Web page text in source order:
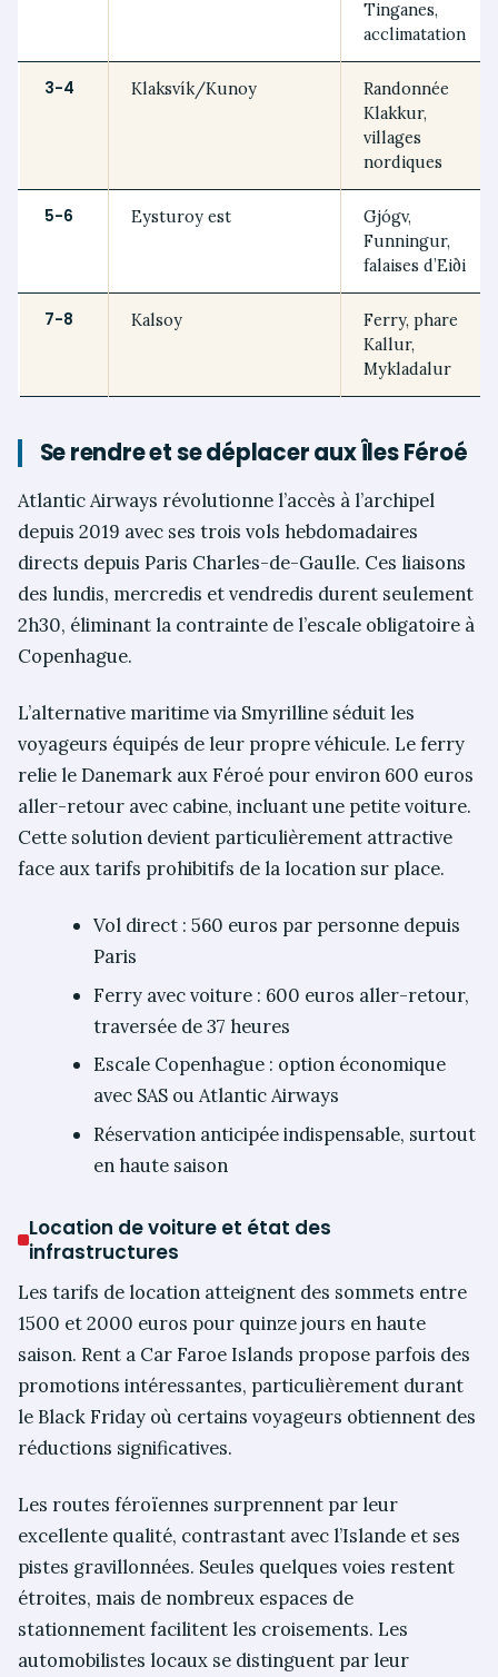
Tinganes,
acclimatation
3-4 Klaksvík/Kunoy
Randonnée
Klakkur,
villages
nordiques
5-6 Eysturoy est
Gjógv,
Funningur,
falaises d’Eiði
7-8 Kalsoy
Ferry, phare
Kallur,
Mykladalur
Se rendre et se déplacer aux Îles Féroé
Atlantic Airways révolutionne l’accès à l’archipel
depuis 2019 avec ses trois vols hebdomadaires
directs depuis Paris Charles-de-Gaulle. Ces liaisons
des lundis, mercredis et vendredis durent seulement
2h30, éliminant la contrainte de l’escale obligatoire à
Copenhague.
L’alternative maritime via Smyrilline séduit les
voyageurs équipés de leur propre véhicule. Le ferry
relie le Danemark aux Féroé pour environ 600 euros
aller-retour avec cabine, incluant une petite voiture.
Cette solution devient particulièrement attractive
face aux tarifs prohibitifs de la location sur place.
Vol direct : 560 euros par personne depuis
Paris
Ferry avec voiture : 600 euros aller-retour,
traversée de 37 heures
Escale Copenhague : option économique
avec SAS ou Atlantic Airways
Réservation anticipée indispensable, surtout
en haute saison
Location de voiture et état des
infrastructures
Les tarifs de location atteignent des sommets entre
1500 et 2000 euros pour quinze jours en haute
saison. Rent a Car Faroe Islands propose parfois des
promotions intéressantes, particulièrement durant
le Black Friday où certains voyageurs obtiennent des
réductions significatives.
Les routes féroïennes surprennent par leur
excellente qualité, contrastant avec l’Islande et ses
pistes gravillonnées. Seules quelques voies restent
étroites, mais de nombreux espaces de
stationnement facilitent les croisements. Les
automobilistes locaux se distinguent par leur